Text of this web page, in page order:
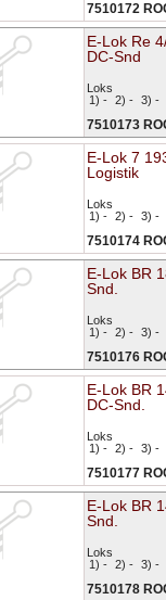
7510172
E-Lok Re
DC-Snd
Loks
1) - 2) - 3) -
7510173
E-Lok 7
Logistik
Loks
1) - 2) - 3) -
7510174
E-Lok BR
Snd.
Loks
1) - 2) - 3) -
7510176
E-Lok BR
DC-Snd.
Loks
1) - 2) - 3) -
7510177
E-Lok BR
Snd.
Loks
1) - 2) - 3) -
7510178